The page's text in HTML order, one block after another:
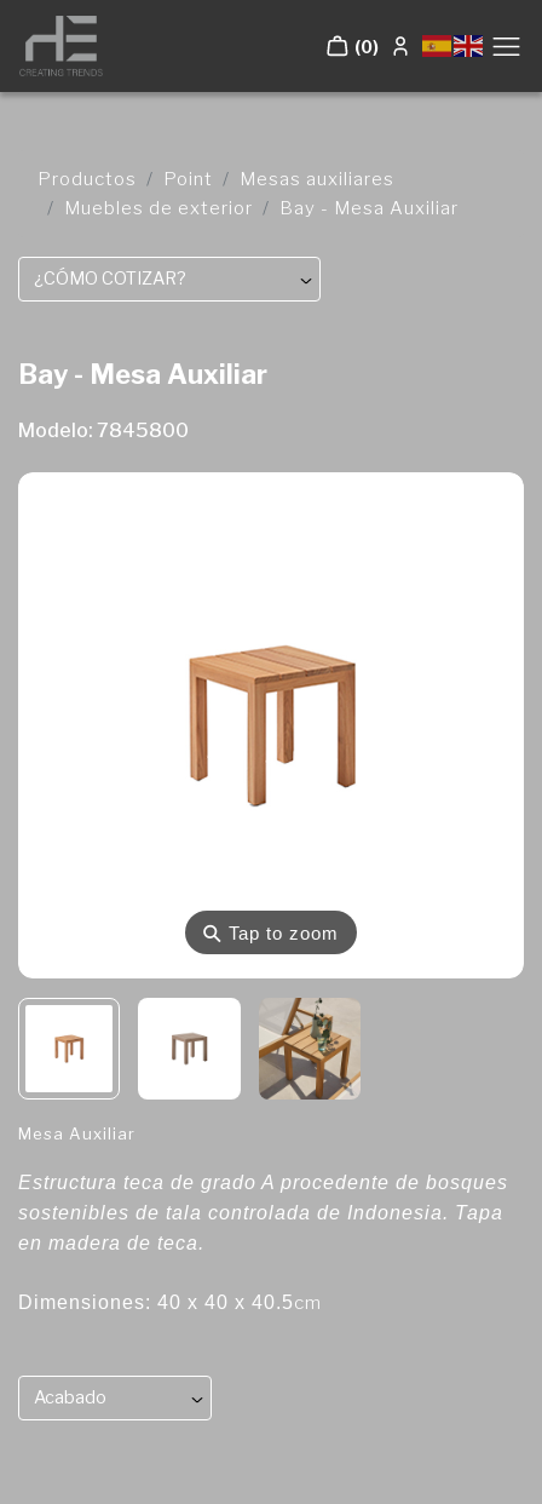
(0)
Productos Point
Mesas auxiliares
Muebles de exterior
Bay - Mesa Auxiliar
¿CÓMO COTIZAR?
Bay - Mesa Auxiliar
Modelo: 7845800
⚲Tap to zoom
Mesa Auxiliar
Estructura teca de grado A procedente de bosques
sostenibles de tala controlada de Indonesia. Tapa
en madera de teca.
Dimensiones: 40 x 40 x 40.5cm
Acabado